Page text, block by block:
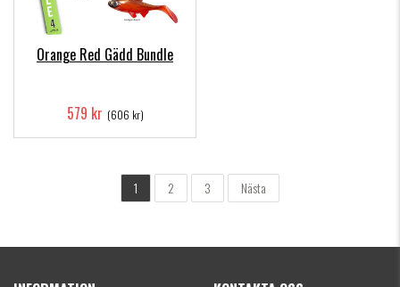
Orange Red Gädd Bundle
579 kr (606 kr)
1 2 3 Nästa